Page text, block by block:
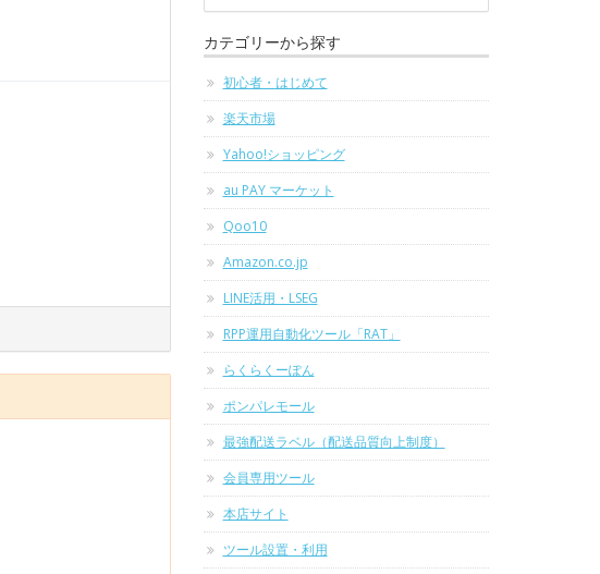
カテゴリーから探す
初心者・はじめて
楽天市場
Yahoo!ショッピング
au PAY マーケット
Qoo10
Amazon.co.jp
LINE活用・LSEG
RPP運用自動化ツール「RAT」
らくらくーぽん
ポンパレモール
最強配送ラベル（配送品質向上制度）
会員専用ツール
本店サイト
ツール設置・利用